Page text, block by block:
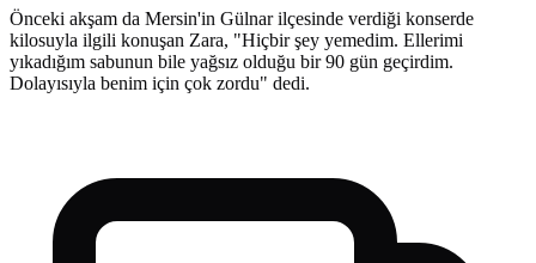
Önceki akşam da Mersin'in Gülnar ilçesinde verdiği konserde
kilosuyla ilgili konuşan Zara, "Hiçbir şey yemedim. Ellerimi
yıkadığım sabunun bile yağsız olduğu bir 90 gün geçirdim.
Dolayısıyla benim için çok zordu" dedi.